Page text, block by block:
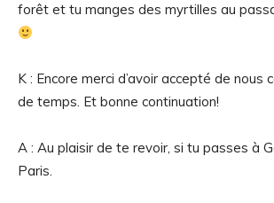
forêt et tu manges des myrtilles au
K : Encore merci d’avoir accepté de nous
de temps. Et bonne continuation!
A : Au plaisir de te revoir, si tu passes à
Paris.